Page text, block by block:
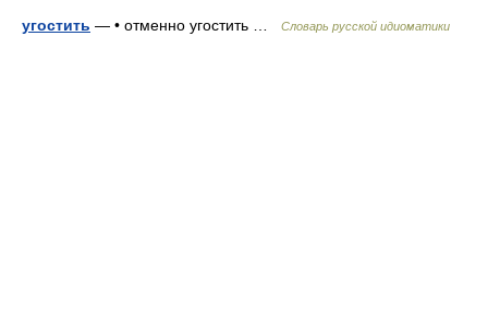
угостить — • отменно угостить … Словарь русской идиоматики